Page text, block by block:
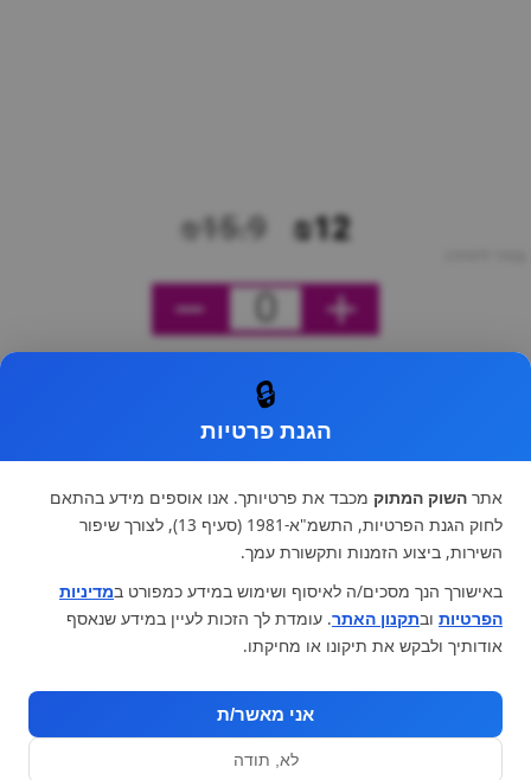
₪12
₪15.9
0
🔒
הגנת פרטיות
אתר השוק המתוק מכבד את פרטיותך. אנו אוספים מידע בהתאם
לחוק הגנת הפרטיות, התשמ"א-1981 (סעיף 13), לצורך שיפור
השירות, ביצוע הזמנות ותקשורת עמך.
באישורך הנך מסכים/ה לאיסוף ושימוש במידע כמפורט במדיניות
הפרטיות ובתקנון האתר. עומדת לך הזכות לעיין במידע שנאסף
אודותיך ולבקש את תיקונו או מחיקתו.
אני מאשר/ת
לא, תודה